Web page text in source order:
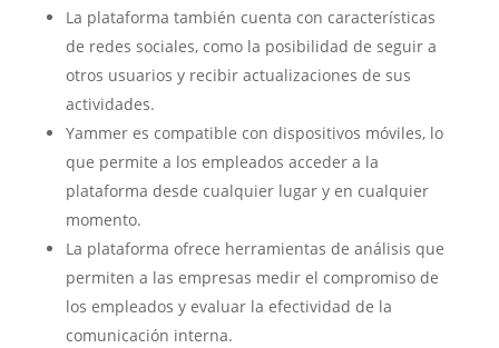
La plataforma también cuenta con características
de redes sociales, como la posibilidad de seguir a
otros usuarios y recibir actualizaciones de sus
actividades.
Yammer es compatible con dispositivos móviles, lo
que permite a los empleados acceder a la
plataforma desde cualquier lugar y en cualquier
momento.
La plataforma ofrece herramientas de análisis que
permiten a las empresas medir el compromiso de
los empleados y evaluar la efectividad de la
comunicación interna.